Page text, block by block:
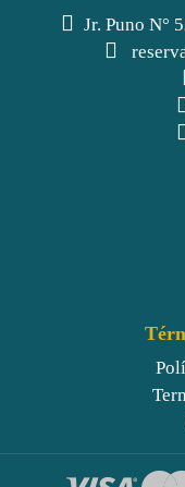
Jr. Puno N°